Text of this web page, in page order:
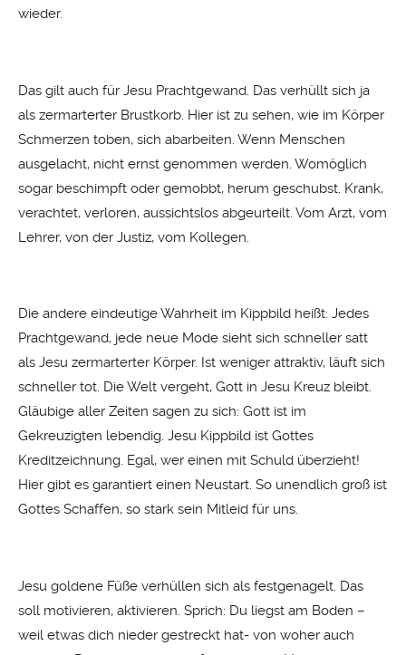
wieder.
Das gilt auch für Jesu Prachtgewand. Das verhüllt sich ja
als zermarterter Brustkorb. Hier ist zu sehen, wie im Körper
Schmerzen toben, sich abarbeiten. Wenn Menschen
ausgelacht, nicht ernst genommen werden. Womöglich
sogar beschimpft oder gemobbt, herum geschubst. Krank,
verachtet, verloren, aussichtslos abgeurteilt. Vom Arzt, vom
Lehrer, von der Justiz, vom Kollegen.
Die andere eindeutige Wahrheit im Kippbild heißt: Jedes
Prachtgewand, jede neue Mode sieht sich schneller satt
als Jesu zermarterter Körper. Ist weniger attraktiv, läuft sich
schneller tot. Die Welt vergeht, Gott in Jesu Kreuz bleibt.
Gläubige aller Zeiten sagen zu sich: Gott ist im
Gekreuzigten lebendig. Jesu Kippbild ist Gottes
Kreditzeichnung. Egal, wer einen mit Schuld überzieht!
Hier gibt es garantiert einen Neustart. So unendlich groß ist
Gottes Schaffen, so stark sein Mitleid für uns.
Jesu goldene Füße verhüllen sich als festgenagelt. Das
soll motivieren, aktivieren. Sprich: Du liegst am Boden –
weil etwas dich nieder gestreckt hat- von woher auch